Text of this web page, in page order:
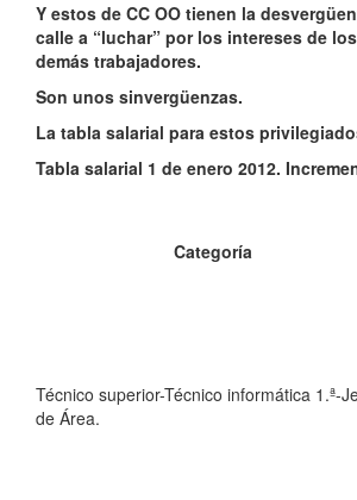
Y estos de CC OO tienen la
calle a “luchar” por los intereses de
demás trabajadores.
Son unos sinvergüenzas.
La tabla salarial para estos
Tabla salarial 1 de enero 2012.
Categoría
Técnico superior-Técnico informática 1.ª-
de Área.